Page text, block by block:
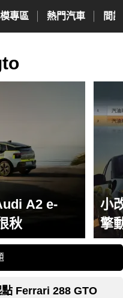
專區 熱門汽車 間
A2 e-
秋
小
擎
Ferrari 288 GTO